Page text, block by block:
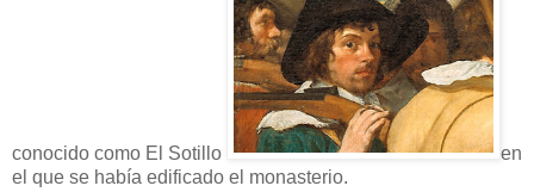
conocido como El Sotillo
en
el que se había edificado el monasterio.